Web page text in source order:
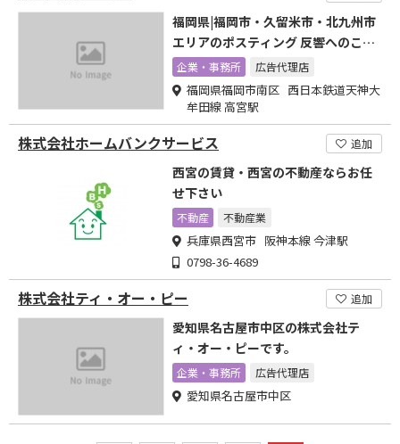
福岡県|福岡市・久留米市・北九州市
エリアのポスティング 反響へのこだ
わり
企業・事務所 広告代理店
福岡県福岡市南区 西日本鉄道天神大
牟田線 高宮駅
株式会社ホームバンクサービス 追加
西宮の賃貸・西宮の不動産ならお任
せ下さい
不動産 不動産業
兵庫県西宮市 阪神本線 今津駅
0798-36-4689
株式会社ティ・オー・ピー 追加
愛知県名古屋市中区の株式会社テ
ィ・オー・ピーです。
企業・事務所 広告代理店
愛知県名古屋市中区